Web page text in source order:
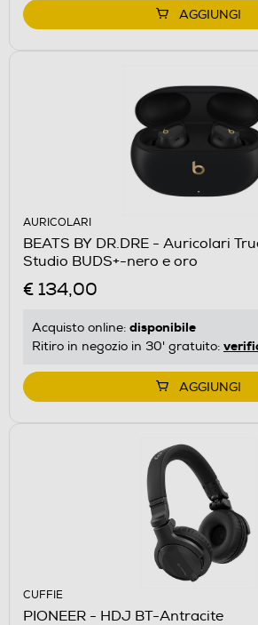
AGGIUNGI
AURICOLARI
BEATS BY DR.DRE - Auricolari
Studio BUDS+-nero e oro
€ 134,00
Acquisto online: disponibile
Ritiro in negozio in 30' gratuito:
AGGIUNGI
CUFFIE
PIONEER - HDJ BT-Antracite